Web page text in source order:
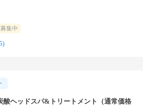
集中
酸ヘッドスパ&トリートメント（通常価格